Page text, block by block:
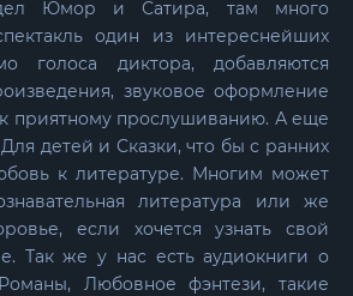
Юмор и Сатира, там много
один из интереснейших
голоса диктора, добавляются
звуковое оформление
приятному прослушиванию. А еще
детей и Сказки, что бы с ранних
к литературе. Многим может
литература или же
если хочется узнать свой
Так же у нас есть аудиокниги о
Любовное фэнтези, такие